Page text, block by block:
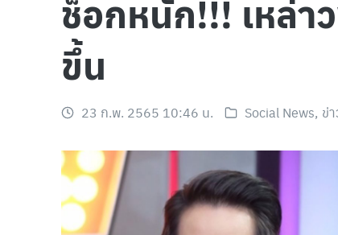
ช็อกหนัก!!! เหล่า
ขึ้น
23 ก.พ. 2565 10:46 น. Social News, ข่